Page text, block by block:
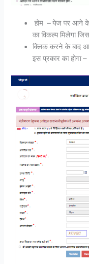
होम – पेज पर आने
का विकल्प मिलेगा
क्लिक करने के बाद
इस प्रकार का होगा –